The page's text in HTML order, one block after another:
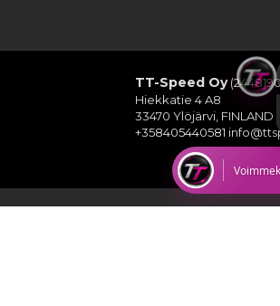
TT-Speed Oy
Hiekkatie 4 A8
33470 Ylöjärvi, FINLAND
+358405440581